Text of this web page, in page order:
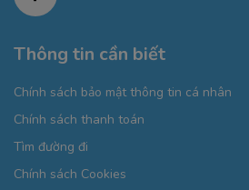
Thông tin cần biết
Chính sách bảo mật thông tin cá nhân
Chính sách thanh toán
Tìm đường đi
Chính sách Cookies